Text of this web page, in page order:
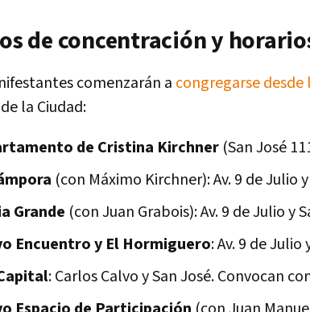
de concentración y
comenzarán a congregarse desde
de la Ciudad:
de Cristina Kirchner (San José
(con Máximo Kirchner): Av. 9 de Julio
Grande (con Juan Grabois): Av. 9 de Julio y
Encuentro y El Hormiguero: Av. 9 de
: Carlos Calvo y San José. Convocan